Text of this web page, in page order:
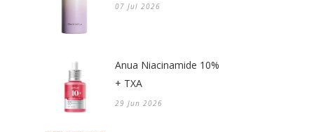
07 Jul 2026
Anua Niacinamide 10%
+ TXA
29 Jun 2026